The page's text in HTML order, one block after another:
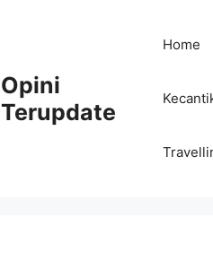
Opini
Terupdate
Home